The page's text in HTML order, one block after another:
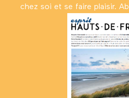
chez soi et se faire plaisir.